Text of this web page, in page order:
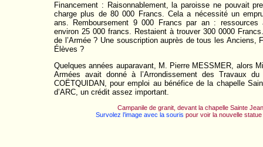
Financement : Raisonnablement, la paroisse ne pouvait
charge plus de 80 000 Francs. Cela a nécessité un
ans. Remboursement 9 000 Francs par an : ressources
environ 25 000 francs. Restaient à trouver 300 0000
de l’Armée ? Une souscription auprès de tous les Anciens,
Élèves ?
Quelques années auparavant, M. Pierre MESSMER, alors
Armées avait donné à l’Arrondissement des Travaux
COËTQUIDAN, pour emploi au bénéfice de la chapelle
d’ARC, un crédit assez important.
Campanile de granit, devant la chapelle Sainte
Survolez l’image avec la souris pour voir la nouvelle